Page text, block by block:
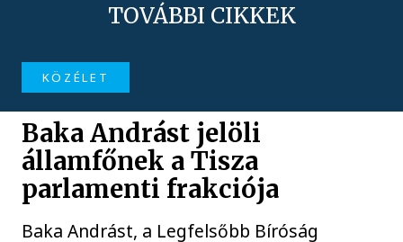
TOVÁBBI CIKKEK
KÖZÉLET
Baka Andrást jelöli
államfőnek a Tisza
parlamenti frakciója
Baka Andrást, a Legfelsőbb Bíróság